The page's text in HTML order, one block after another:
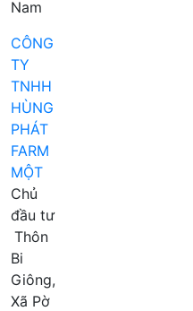
Nam
CÔNG
TY
TNHH
HÙNG
PHÁT
FARM
MỘT
Chủ
đầu tư
Thôn
Bi
Giông,
Xã Pờ